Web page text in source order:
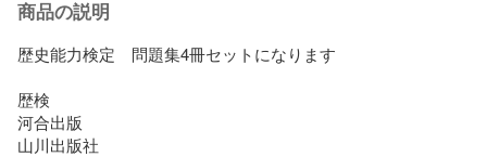
商品の説明
歴史能力検定　問題集4冊セットになります
歴検
河合出版
山川出版社